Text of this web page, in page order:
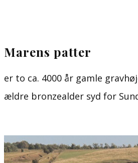
Marens patter
er to ca. 4000 år gamle
ældre bronzealder syd for